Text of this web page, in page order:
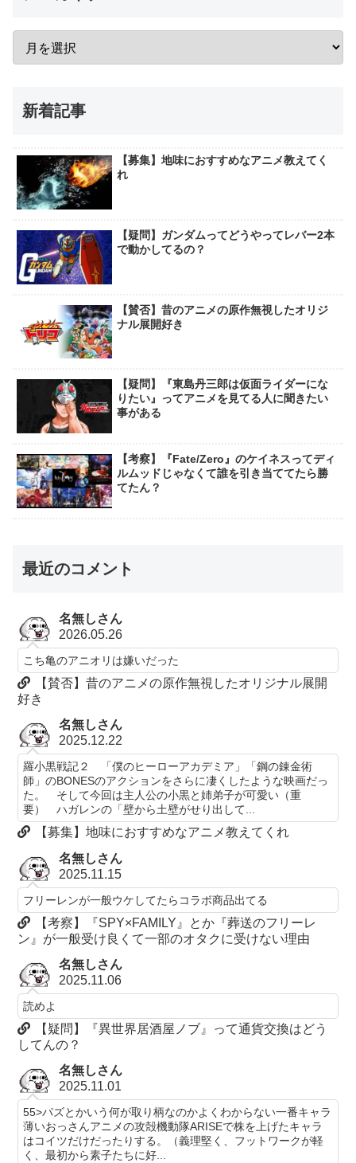
新着記事
【募集】地味におすすめなアニメ教えてく
れ
【疑問】ガンダムってどうやってレバー2本
で動かしてるの？
【賛否】昔のアニメの原作無視したオリジ
ナル展開好き
【疑問】『東島丹三郎は仮面ライダーにな
りたい』ってアニメを見てる人に聞きたい
事がある
【考察】『Fate/Zero』のケイネスってディ
ルムッドじゃなくて誰を引き当ててたら勝
てたん？
最近のコメント
名無しさん
2026.05.26
こち亀のアニオリは嫌いだった
【賛否】昔のアニメの原作無視したオリジナル展開
好き
名無しさん
2025.12.22
羅小黒戦記２ 「僕のヒーローアカデミア」「鋼の錬金術
師」のBONESのアクションをさらに凄くしたような映画だっ
た。 そして今回は主人公の小黒と姉弟子が可愛い（重
要） ハガレンの「壁から土壁がせり出して...
【募集】地味におすすめなアニメ教えてくれ
名無しさん
2025.11.15
フリーレンが一般ウケしてたらコラボ商品出てる
【考察】『SPY×FAMILY』とか『葬送のフリーレ
ン』が一般受け良くて一部のオタクに受けない理由
名無しさん
2025.11.06
読めよ
【疑問】『異世界居酒屋ノブ』って通貨交換はどう
してんの？
名無しさん
2025.11.01
55>パズとかいう何が取り柄なのかよくわからない一番キャラ
薄いおっさんアニメの攻殻機動隊ARISEで株を上げたキャラ
はコイツだけだったりする。（義理堅く、フットワークが軽
く、最初から素子たちに好...